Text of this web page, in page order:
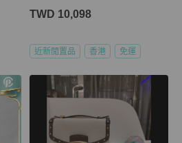
TWD 10,098
近新閒置品 香港 免運